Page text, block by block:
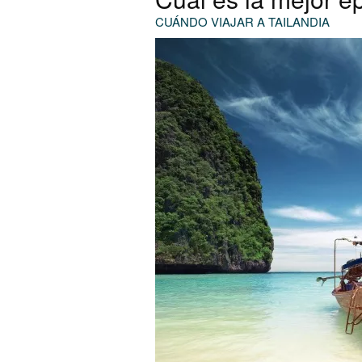
CUÁNDO VIAJAR A TAILANDIA